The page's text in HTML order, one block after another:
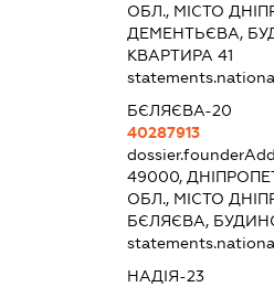
ОБЛ., МІСТО
ДЕМЕНТЬЄВА,
КВАРТИРА 41
БЄЛЯЄВА-20
40287913
49000,
ОБЛ., МІСТО
БЄЛЯЄВА,
НАДІЯ-23